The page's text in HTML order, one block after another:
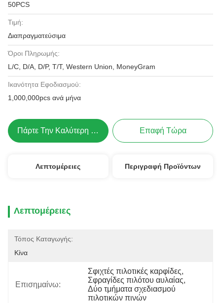
50PCS
Τιμή:
Διαπραγματεύσιμα
Όροι Πληρωμής:
L/C, D/A, D/P, T/T, Western Union, MoneyGram
Ικανότητα Εφοδιασμού:
1,000,000pcs ανά μήνα
Πάρτε Την Καλύτερη Τιμή Επαφή Τώρα
Λεπτομέρειες Περιγραφή Προϊόντων
Λεπτομέρειες
Τόπος Καταγωγής:
Κίνα
Επισημαίνω:
Σφιχτές πιλοτικές καρφίδες,
Σφραγίδες πιλότου αυλαίας,
Δύο τμήματα σχεδιασμού
πιλοτικών πινών